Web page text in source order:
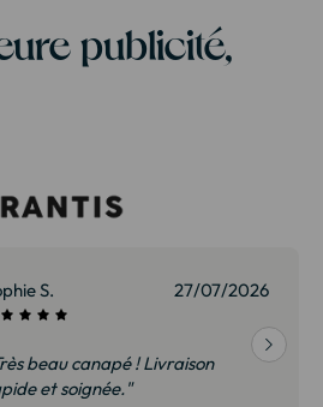
publicité,
S. 27/07/2026
beau canapé ! Livraison
et soignée."